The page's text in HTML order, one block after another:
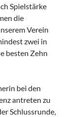
Spielstärke
die
Verein
zwei in
besten Zehn
bei den
antreten zu
Schlussrunde,